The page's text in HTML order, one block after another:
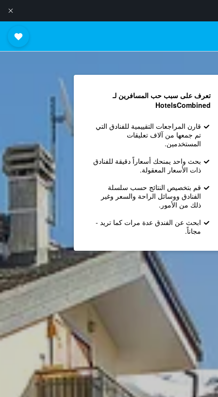
تعرف على سبب حب المسافرين لـ
HotelsCombined
قارن المراجعات التقييمية للفنادق التي
تم جمعها من آلاف تعليقات
المستخدمين.
بحث واحد يمنحك أسعاراً دقيقة للفنادق
ذات الأسعار المعقولة.
قم بتخصيص النتائج حسب سلسلة
الفنادق ووسائل الراحة والسعر وغير
ذلك من الأمور.
ابحث عن الفندق عدة مرات كما تريد -
مجاناً.